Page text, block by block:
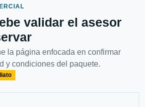
validar el asesor
la página enfocada en confirmar
y condiciones del paquete.